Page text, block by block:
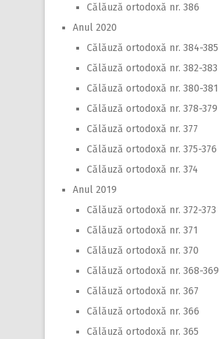
Călăuză ortodoxă nr. 386
Anul 2020
Călăuză ortodoxă nr. 384-385
Călăuză ortodoxă nr. 382-383
Călăuză ortodoxă nr. 380-381
Călăuză ortodoxă nr. 378-379
Călăuză ortodoxă nr. 377
Călăuză ortodoxă nr. 375-376
Călăuză ortodoxă nr. 374
Anul 2019
Călăuză ortodoxă nr. 372-373
Călăuză ortodoxă nr. 371
Călăuză ortodoxă nr. 370
Călăuză ortodoxă nr. 368-369
Călăuză ortodoxă nr. 367
Călăuză ortodoxă nr. 366
Călăuză ortodoxă nr. 365